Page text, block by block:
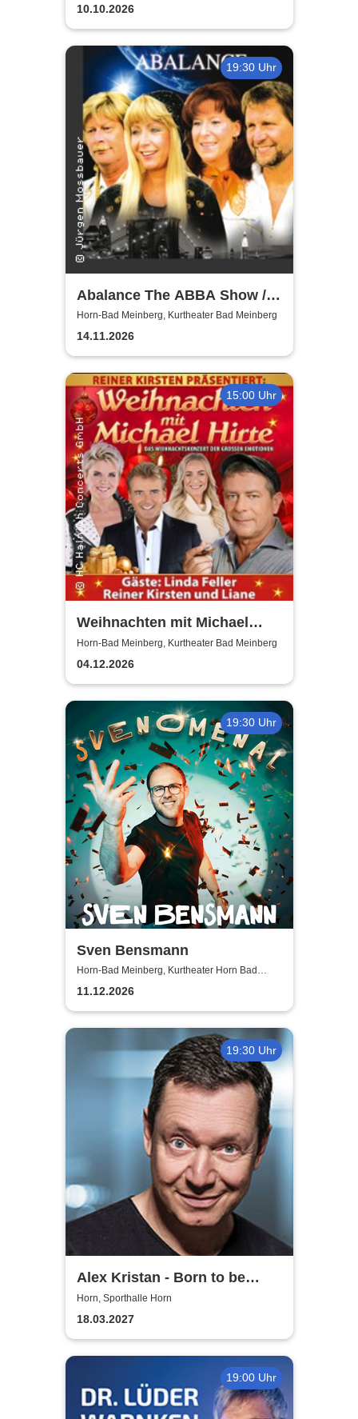
10.10.2026
19:30 Uhr
Abalance The ABBA Show /
Revival Show - a tribute to
ABBA
Horn-Bad Meinberg, Kurtheater Bad Meinberg
14.11.2026
15:00 Uhr
Weihnachten mit Michael
Hirte 2026
Horn-Bad Meinberg, Kurtheater Bad Meinberg
04.12.2026
19:30 Uhr
Sven Bensmann
Horn-Bad Meinberg, Kurtheater Horn Bad
Meinberg
11.12.2026
19:30 Uhr
Alex Kristan - Born to be
Child
Horn, Sporthalle Horn
18.03.2027
19:00 Uhr